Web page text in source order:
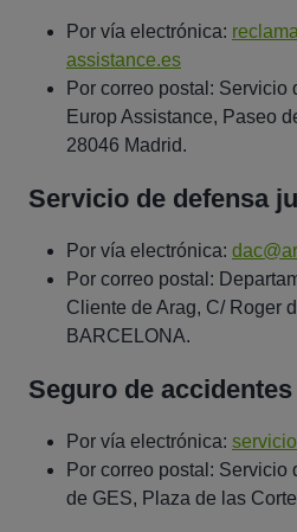
Por vía electrónica:
assistance.es
Por correo postal: Servicio
Europ Assistance, Paseo
28046 Madrid.
Servicio de defensa
Por vía electrónica:
Por correo postal:
Cliente de Arag, C/ Roger
BARCELONA.
Seguro de
Por vía electrónica:
Por correo postal: Servicio
de GES, Plaza de las